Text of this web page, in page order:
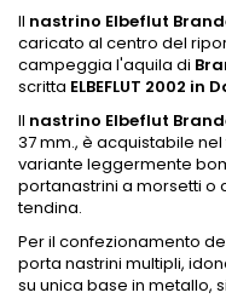
Il nastrino Elbeflut
caricato al centro del
campeggia l'aquila di
scritta ELBEFLUT 2002
Il nastrino Elbeflut
37 mm., è acquistabile
variante leggermente
portanastrini a morsetti o
tendina.
Per il confezionamento
porta nastrini multipli,
su unica base in metallo,